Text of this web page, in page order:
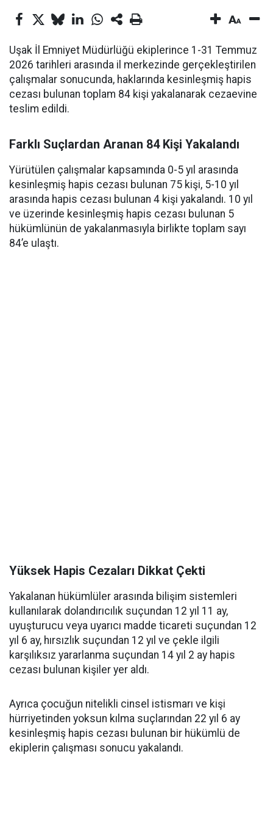
Uşak İl Emniyet Müdürlüğü ekiplerince 1-31 Temmuz
2026 tarihleri arasında il merkezinde gerçekleştirilen
çalışmalar sonucunda, haklarında kesinleşmiş hapis
cezası bulunan toplam 84 kişi yakalanarak cezaevine
teslim edildi.
Farklı Suçlardan Aranan 84 Kişi Yakalandı
Yürütülen çalışmalar kapsamında 0-5 yıl arasında
kesinleşmiş hapis cezası bulunan 75 kişi, 5-10 yıl
arasında hapis cezası bulunan 4 kişi yakalandı. 10 yıl
ve üzerinde kesinleşmiş hapis cezası bulunan 5
hükümlünün de yakalanmasıyla birlikte toplam sayı
84’e ulaştı.
Yüksek Hapis Cezaları Dikkat Çekti
Yakalanan hükümlüler arasında bilişim sistemleri
kullanılarak dolandırıcılık suçundan 12 yıl 11 ay,
uyuşturucu veya uyarıcı madde ticareti suçundan 12
yıl 6 ay, hırsızlık suçundan 12 yıl ve çekle ilgili
karşılıksız yararlanma suçundan 14 yıl 2 ay hapis
cezası bulunan kişiler yer aldı.
Ayrıca çocuğun nitelikli cinsel istismarı ve kişi
hürriyetinden yoksun kılma suçlarından 22 yıl 6 ay
kesinleşmiş hapis cezası bulunan bir hükümlü de
ekiplerin çalışması sonucu yakalandı.